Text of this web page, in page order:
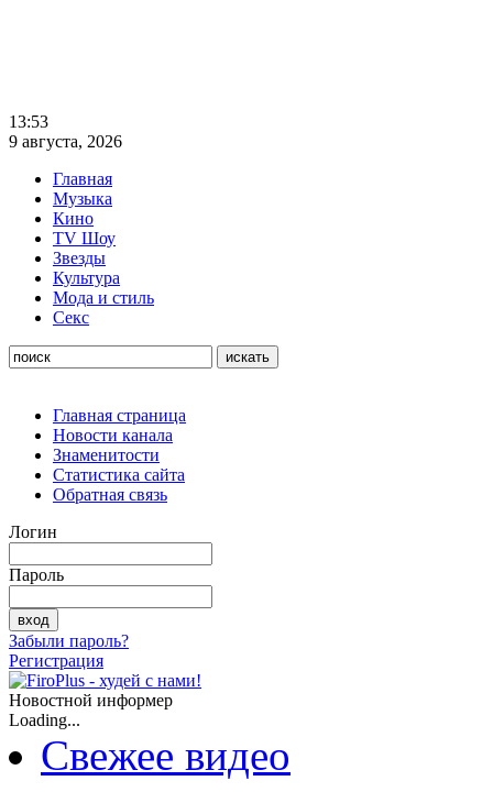
13:53
9 августа, 2026
Главная
Музыка
Кино
TV Шоу
Звезды
Культура
Мода и стиль
Секс
Главная страница
Новости канала
Знаменитости
Статистика сайта
Обратная связь
Логин
Пароль
Забыли пароль?
Регистрация
Новостной информер
Loading...
Свежее видео